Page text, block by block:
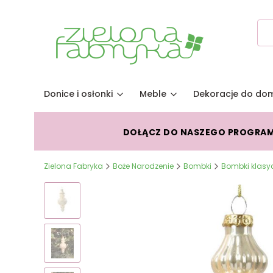
Donice i osłonki Meble Dekoracje do
DOŁĄCZ DO NASZEGO
Zielona Fabryka Boże Narodzenie Bombki Bombki